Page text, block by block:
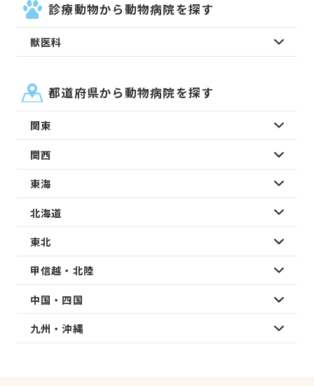
診療動物から動物病院を探す
獣医科
都道府県から動物病院を探す
関東
関西
東海
北海道
東北
甲信越・北陸
中国・四国
九州・沖縄